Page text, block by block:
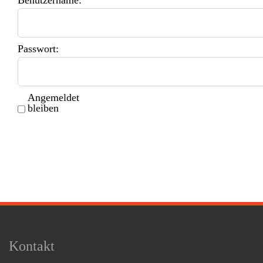
Passwort:
Angemeldet
bleiben
Kontakt